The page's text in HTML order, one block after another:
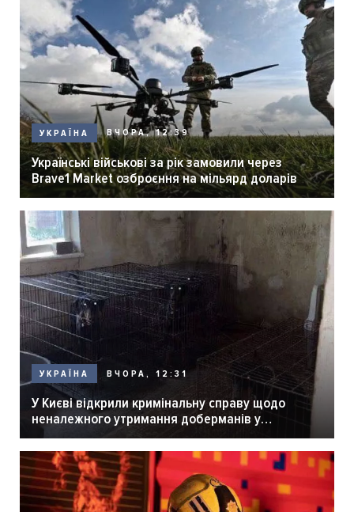
УКРАЇНА ВЧОРА, 12:39
Українські військові за рік замовили через
Brave1 Market озброєння на мільярд доларів
УКРАЇНА ВЧОРА, 12:31
У Києві відкрили кримінальну справу щодо
неналежного утримання доберманів у
розпліднику